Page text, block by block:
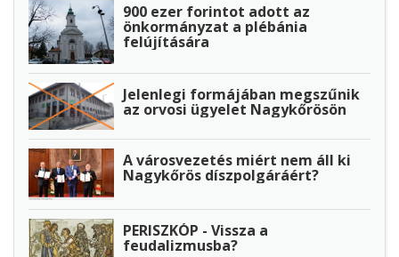
900 ezer forintot adott az
önkormányzat a plébánia
felújítására
Jelenlegi formájában megszűnik
az orvosi ügyelet Nagykőrösön
A városvezetés miért nem áll ki
Nagykőrös díszpolgáráért?
PERISZKÓP - Vissza a
feudalizmusba?